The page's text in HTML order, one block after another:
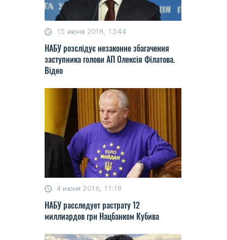
15 июня 2018, 13:44
НАБУ розслідує незаконне збагачення
заступника голови АП Олексія Філатова.
Відео
4 июня 2016, 11:18
НАБУ расследует растрату 12
миллиардов грн Нацбанком Кубива